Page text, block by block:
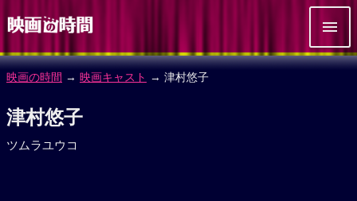
映画の時間 → 映画キャスト → 津村悠子
津村悠子
ツムラユウコ